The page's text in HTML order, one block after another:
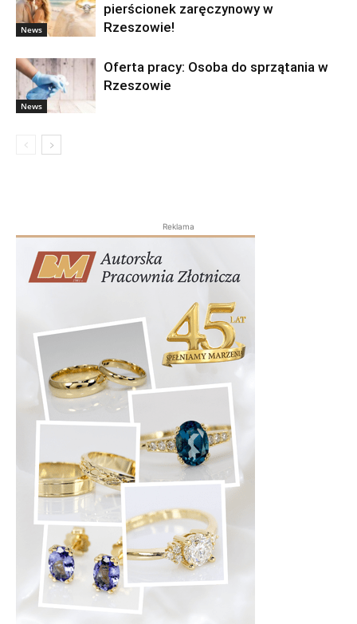
News
pierścionek zaręczynowy w
Rzeszowie!
News
Oferta pracy: Osoba do sprzątania w
Rzeszowie
Reklama